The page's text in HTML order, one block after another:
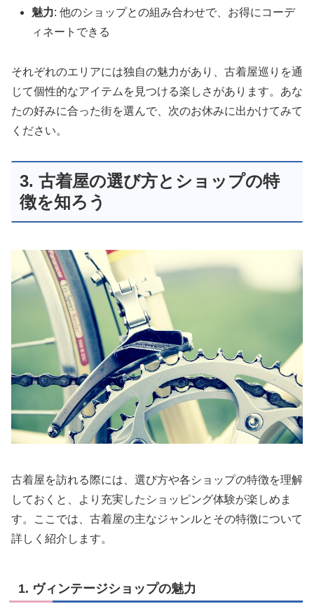
魅力: 他のショップとの組み合わせで、お得にコーデ
ィネートできる
それぞれのエリアには独自の魅力があり、古着屋巡りを通
じて個性的なアイテムを見つける楽しさがあります。あな
たの好みに合った街を選んで、次のお休みに出かけてみて
ください。
3. 古着屋の選び方とショップの特
徴を知ろう
古着屋を訪れる際には、選び方や各ショップの特徴を理解
しておくと、より充実したショッピング体験が楽しめま
す。ここでは、古着屋の主なジャンルとその特徴について
詳しく紹介します。
1. ヴィンテージショップの魅力